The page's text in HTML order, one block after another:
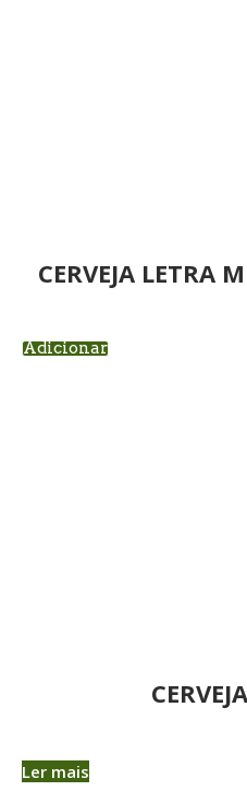
CERVEJA LETRA
Adicionar
Ler mais